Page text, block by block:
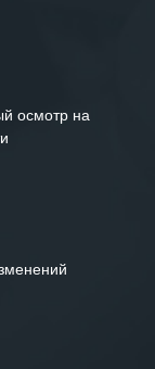
осмотр на